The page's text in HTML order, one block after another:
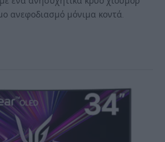
ανεφοδιασμό μόνιμα κοντά.